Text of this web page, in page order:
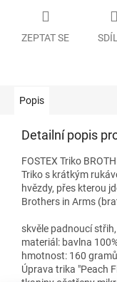
ZEPTAT SE
Popis
Detailní popis
FOSTEX Triko
Triko s krátkým
hvězdy, přes kterou
Brothers in Arms
skvěle padnoucí
materiál: bavlna
hmotnost: 160
Úprava trika "Peach